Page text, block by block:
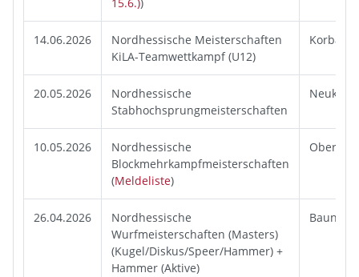
15.6.))
14.06.2026
Nordhessische Meisterschaften
KiLA-Teamwettkampf (U12)
Korbach
20.05.2026
Nordhessische
Stabhochsprungmeisterschaften
10.05.2026
Nordhessische
Blockmehrkampfmeisterschaften
(Meldeliste)
Obersuhl
26.04.2026
Nordhessische
Wurfmeisterschaften (Masters)
(Kugel/Diskus/Speer/Hammer) +
Hammer (Aktive)
Baunatal